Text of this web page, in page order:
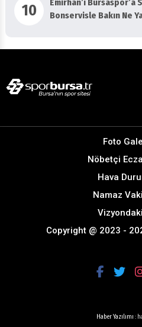
10
Emirhan’ı Bursaspor’a
Bonservisle Bakın Ne
Foto
Nöbetçi
Hava
Namaz
Copyright @ 2023 -
Haber Yazılımı :